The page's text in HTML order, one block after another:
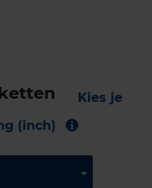
Kies je
(inch)